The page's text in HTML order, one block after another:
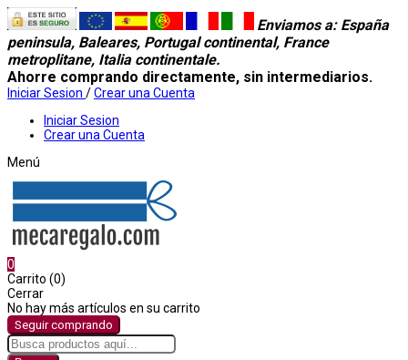
Enviamos a: España
peninsula, Baleares, Portugal continental, France
metroplitane, Italia continentale.
Ahorre comprando directamente, sin intermediarios.
Iniciar Sesion /Crear una Cuenta
Iniciar Sesion
Crear una Cuenta
Menú
0
Carrito (0)
Cerrar
No hay más artículos en su carrito
Seguir comprando